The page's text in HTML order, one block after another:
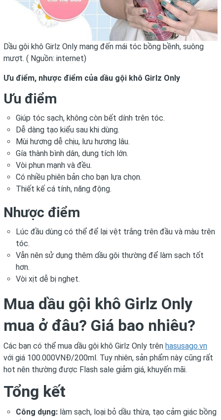
Dầu gội khô Girlz Only mang đến mái tóc bồng bềnh, suông
mượt. ( Nguồn: internet)
Ưu điểm, nhược điểm của dầu gội khô Girlz Only
Ưu điểm
Giúp tóc sạch, không còn bết dính trên tóc.
Dễ dàng tạo kiểu sau khi dùng.
Mùi hương dễ chịu, lưu hương lâu.
Gía thành bình dân, dung tích lớn.
Vòi phun mạnh và đều.
Có nhiều phiên bản cho bạn lựa chọn.
Thiết kế cá tính, năng động.
Nhược điểm
Lúc đầu dùng có thể để lại vệt trắng trên đầu và màu trên
tóc.
Vẫn nên sử dụng thêm dầu gội thường để làm sạch tốt
hơn.
Vòi xịt dễ bị nghẹt.
Mua dầu gội khô Girlz Only
mua ở đâu? Giá bao nhiêu?
Các bạn có thể mua dầu gội khô Girlz Only trên hasusago.vn
với giá 100.000VNĐ/200ml. Tuy nhiên, sản phẩm này cũng rất
hot nên thường được Flash sale giảm giá, khuyến mãi.
Tổng kết
Công dụng: làm sạch, loại bỏ dầu thừa, tạo cảm giác bồng